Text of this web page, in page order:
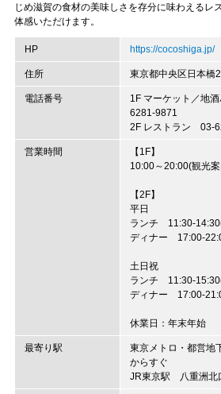
じめ滋賀の食材の美味しさを存分に味わえるレ
体感いただけます。
HP https://cocoshiga.jp/
住所 東京都中央区日本橋
電話番号
1F マーケット／地
6281-9871
2F レストラン 03-
営業時間
【1F】
10:00～20:00(観光
【2F】
平日
ランチ 11:30-
ディナー 17:00-
土日祝
ランチ 11:30-
ディナー 17:00-
休業日：年末年始
最寄り駅
東京メトロ・都営
からすぐ
JR東京駅 八重洲北